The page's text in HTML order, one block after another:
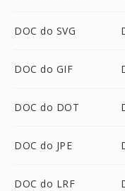
DOC do SVG
DOC do GIF
DOC do DOT
DOC do JPE
DOC do LRF